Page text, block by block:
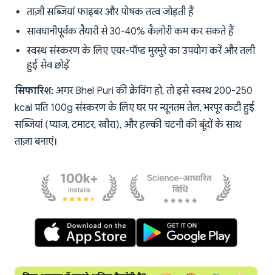
ताज़ी सब्जियां फाइबर और पोषक तत्व जोड़ती हैं
सावधानीपूर्वक तैयारी से 30-40% कैलोरी कम कर सकते हैं
स्वस्थ संस्करण के लिए एयर-पॉप्ड मुरमुरे का उपयोग करें और तली
हुई सेव छोड़ें
सिफारिश: अगर Bhel Puri की क्रेविंग हो, तो इसे स्वस्थ 200-250
kcal प्रति 100g संस्करण के लिए घर पर न्यूनतम तेल, भरपूर कटी हुई
सब्जियां (प्याज, टमाटर, खीरा), और हल्की चटनी की बूंदों के साथ
ताज़ा बनाएं।